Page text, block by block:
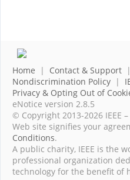
Home | Contact & Support |
Nondiscrimination Policy |
Privacy & Opting Out of
eNotice version 2.8.5
© Copyright 2013-2026 IEEE
Web site signifies your
Conditions.
A public charity, IEEE is the
professional organization
technology for the benefit of